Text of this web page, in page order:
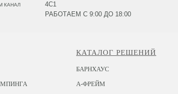
КАНАЛ
4С1
РАБОТАЕМ С 9:00 ДО 18:00
КАТАЛОГ РЕШЕНИЙ
БАРНХАУС
А-ФРЕЙМ